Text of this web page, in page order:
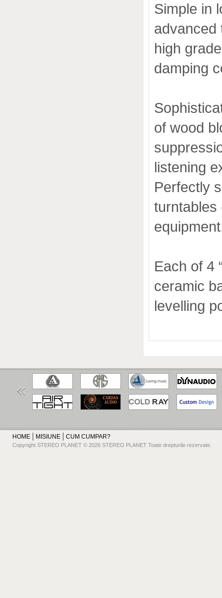
Simple in
advanced
high
damping
of wood
listening
Perfectly
turntables
Each of 4
ceramic
levelling
HOME MISIUNE CUM CUMPAR?
Copyright STEREO PLANET © 2026 STEREO PLANET Toate drepturile rezervate.